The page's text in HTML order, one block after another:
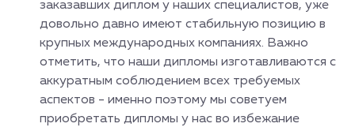
заказавших диплом у наших специалистов, уже
довольно давно имеют стабильную позицию в
крупных международных компаниях. Важно
отметить, что наши дипломы изготавливаются с
аккуратным соблюдением всех требуемых
аспектов - именно поэтому мы советуем
приобретать дипломы у нас во избежание